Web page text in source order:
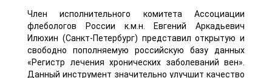
Член исполнительного комитета Ассоциации
флебологов России к.м.н. Евгений Аркадьевич
Илюхин (Санкт-Петербург) представил открытую и
свободно пополняемую российскую базу данных
«Регистр лечения хронических заболеваний вен».
Данный инструмент значительно улучшит качество